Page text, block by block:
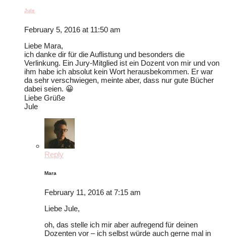
Jule
February 5, 2016 at 11:50 am
Liebe Mara,
ich danke dir für die Auflistung und besonders die
Verlinkung. Ein Jury-Mitglied ist ein Dozent von mir und von
ihm habe ich absolut kein Wort herausbekommen. Er war
da sehr verschwiegen, meinte aber, dass nur gute Bücher
dabei seien. 😀
Liebe Grüße
Jule
Reply
Mara
February 11, 2016 at 7:15 am
Liebe Jule,
oh, das stelle ich mir aber aufregend für deinen
Dozenten vor – ich selbst würde auch gerne mal in